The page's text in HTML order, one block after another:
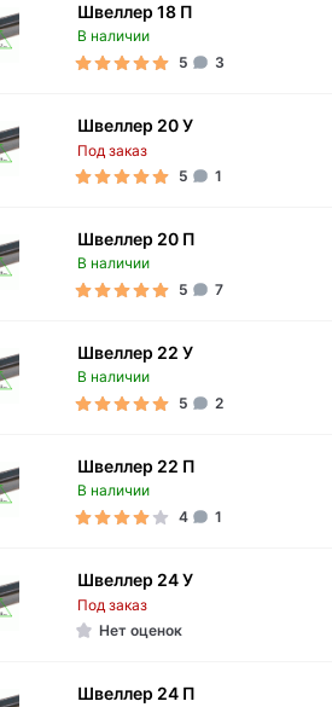
Швеллер 18 П
В наличии
5
3
Швеллер 20 У
Под заказ
5
1
Швеллер 20 П
В наличии
5
7
Швеллер 22 У
В наличии
5
2
Швеллер 22 П
В наличии
4
1
Швеллер 24 У
Под заказ
Нет оценок
Швеллер 24 П